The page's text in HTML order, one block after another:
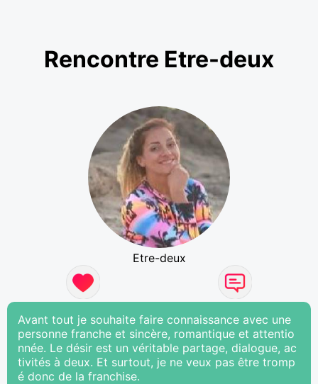
Rencontre Etre-deux
Etre-deux
Avant tout je souhaite faire connaissance avec une
personne franche et sincère, romantique et attentio
nnée. Le désir est un véritable partage, dialogue, ac
tivités à deux. Et surtout, je ne veux pas être tromp
é donc de la franchise.